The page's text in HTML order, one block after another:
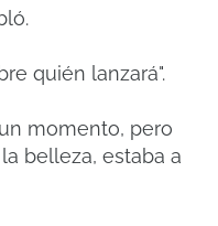
quién lanzará".
momento, pero
belleza, estaba a